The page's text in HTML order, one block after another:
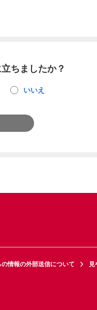
ちましたか？
いいえ
情報の外部送信について
見